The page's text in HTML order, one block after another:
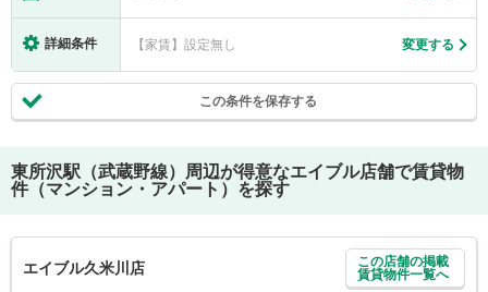
詳細条件 【家賃】設定無し 変更する
この条件を保存する
東所沢駅（武蔵野線）
周辺が得意なエイブル店舗で賃貸物
件（マンション・アパート）を探す
エイブル久米川店
この店舗の掲載
賃貸物件一覧へ